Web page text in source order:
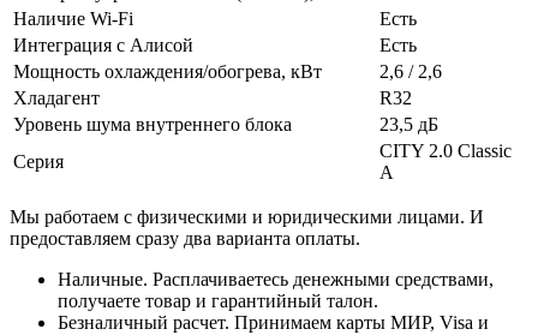
Наличие Wi-Fi
Есть
Интеграция с Алисой
Есть
Мощность охлаждения/обогрева, кВт
2,6 / 2,6
Хладагент
R32
Уровень шума внутреннего блока
23,5 дБ
Серия
CITY 2.0 Classic
A
Мы работаем с физическими и юридическими лицами. И
предоставляем сразу два варианта оплаты.
Наличные. Расплачиваетесь денежными средствами,
получаете товар и гарантийный талон.
Безналичный расчет. Принимаем карты МИР, Visa и